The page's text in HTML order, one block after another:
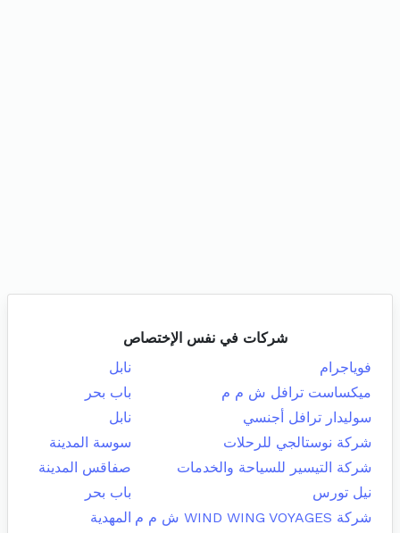
شركات في نفس الإختصاص
فوياجرام
نابل
ميكساست ترافل ش م م
باب بحر
سوليدار ترافل أجنسي
نابل
شركة نوستالجي للرحلات
سوسة المدينة
شركة التيسير للسياحة والخدمات
صفاقس المدينة
نيل تورس
باب بحر
شركة WIND WING VOYAGES ش م م
المهدية